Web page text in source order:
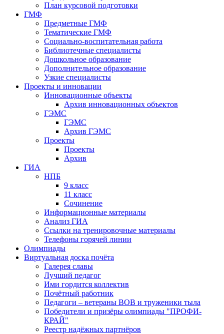
План курсовой подготовки
ГМФ
Предметные ГМФ
Тематические ГМФ
Социально-воспитательная работа
Библиотечные специалисты
Дошкольное образование
Дополнительное образование
Узкие специалисты
Проекты и инновации
Инновационные объекты
Архив инновационных объектов
ГЭМС
ГЭМС
Архив ГЭМС
Проекты
Проекты
Архив
ГИА
НПБ
9 класс
11 класс
Сочинение
Информационные материалы
Анализ ГИА
Ссылки на тренировочные материалы
Телефоны горячей линии
Олимпиады
Виртуальная доска почёта
Галерея славы
Лучший педагог
Ими гордится коллектив
Почётный работник
Педагоги – ветераны ВОВ и труженики тыла
Победители и призёры олимпиады "ПРОФИ-
КРАЙ"
Реестр надёжных партнёров